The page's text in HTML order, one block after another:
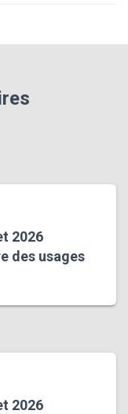
2026
des usages
2026